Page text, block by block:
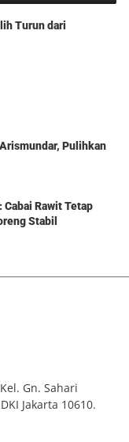
Turun dari
Pulihkan
Cabai Rawit Tetap
Stabil
Gn. Sahari
Jakarta 10610.